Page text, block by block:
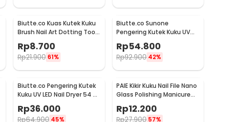
Biutte.co Kuas Kutek Kuku
Brush Nail Art Dotting Tools
15 PCS - N1800
Rp8.700
Rp21.900 61%
Biutte.co Sunone
Pengering Kutek Kuku UV
LED Nail Dryer 48 W -
CN48W
Rp54.800
Rp92.900 42%
Biutte.co Pengering Kutek
Kuku UV LED Nail Dryer 54 W
- SUNX3
Rp36.000
Rp64.900 45%
PAIE Kikir Kuku Nail File Nano
Glass Polishing Manicure
Rp12.200
Rp27.900 57%